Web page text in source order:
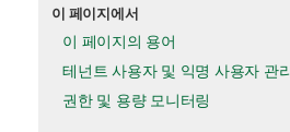
이 페이지에서
이 페이지의 용어
테넌트 사용자 및 익명 사용자 관
권한 및 용량 모니터링